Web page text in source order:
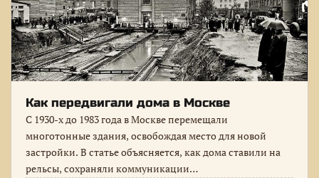
Как передвигали дома в Москве
С 1930-х до 1983 года в Москве перемещали
многотонные здания, освобождая место для новой
застройки. В статье объясняется, как дома ставили на
рельсы, сохраняли коммуникации…